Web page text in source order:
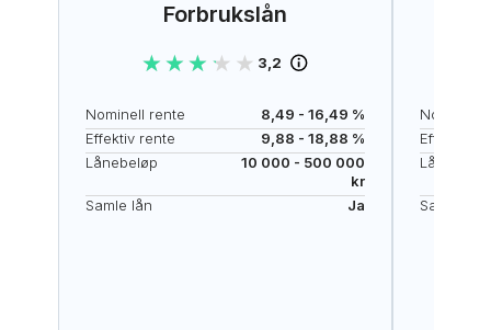
Forbrukslån
★★★★★
★★★★★ 3,2
Nominell rente
8,49 - 16,49 %
Effektiv rente
9,88 - 18,88 %
Lånebeløp
10 000 - 500 000
kr
Samle lån
Ja
Nominell
Effektiv
Lånebeløp
Samle lån